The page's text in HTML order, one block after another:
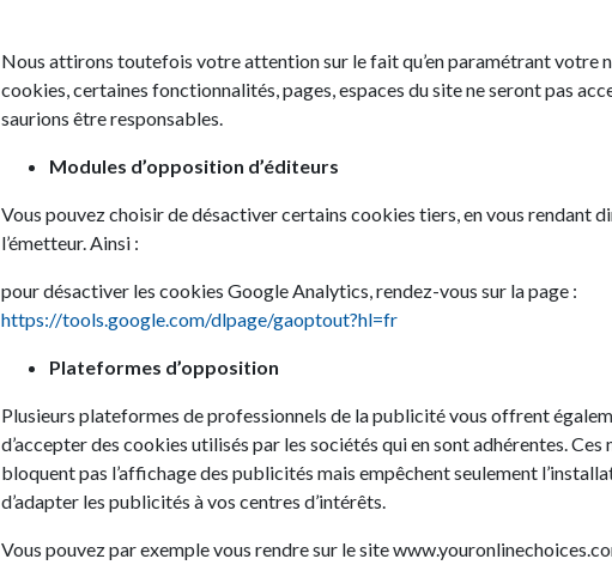
Nous attirons toutefois votre attention sur le fait qu’en paramétrant votre
cookies, certaines fonctionnalités, pages, espaces du site ne seront pas
saurions être responsables.
Modules d’opposition d’éditeurs
Vous pouvez choisir de désactiver certains cookies tiers, en vous rendant
l’émetteur. Ainsi :
pour désactiver les cookies Google Analytics, rendez-vous sur la page :
https://tools.google.com/dlpage/gaoptout?hl=fr
Plateformes d’opposition
Plusieurs plateformes de professionnels de la publicité vous offrent
d’accepter des cookies utilisés par les sociétés qui en sont adhérentes. Ces
bloquent pas l’affichage des publicités mais empêchent seulement
d’adapter les publicités à vos centres d’intérêts.
Vous pouvez par exemple vous rendre sur le site